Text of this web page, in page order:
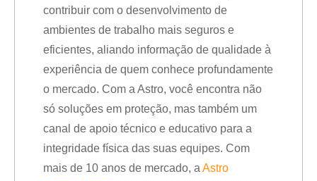
contribuir com o desenvolvimento de
ambientes de trabalho mais seguros e
eficientes, aliando informação de qualidade à
experiência de quem conhece profundamente
o mercado. Com a Astro, você encontra não
só soluções em proteção, mas também um
canal de apoio técnico e educativo para a
integridade física das suas equipes. Com
mais de 10 anos de mercado, a Astro